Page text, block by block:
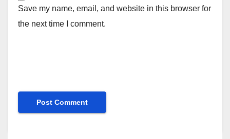
Save my name, email, and website in this browser for
the next time I comment.